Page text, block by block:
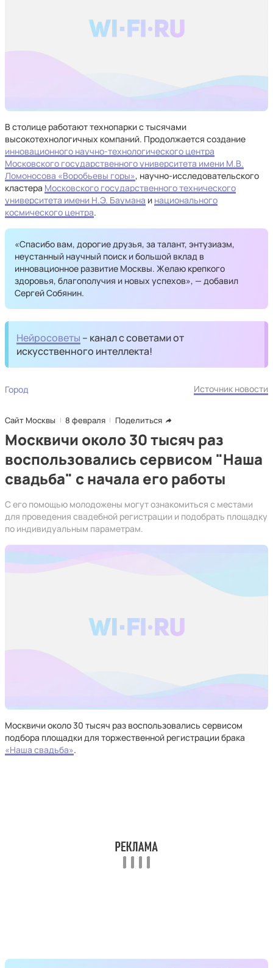
В столице работают технопарки с тысячами
высокотехнологичных компаний. Продолжается создание
инновационного научно-технологического центра
Московского государственного университета имени М.В.
Ломоносова «Воробьевы горы», научно-исследовательского
кластера Московского государственного технического
университета имени Н.Э. Баумана и национального
космического центра.
«Спасибо вам, дорогие друзья, за талант, энтузиазм,
неустанный научный поиск и большой вклад в
инновационное развитие Москвы. Желаю крепкого
здоровья, благополучия и новых успехов», — добавил
Сергей Собянин.
Нейросоветы – канал с советами от
искусственного интеллекта!
Город Источник новости
Сайт Москвы 8 февраля Поделиться
Москвичи около 30 тысяч раз
воспользовались сервисом "Наша
свадьба" с начала его работы
С его помощью молодожены могут ознакомиться с местами
для проведения свадебной регистрации и подобрать площадку
по индивидуальным параметрам.
Москвичи около 30 тысяч раз воспользовались сервисом
подбора площадки для торжественной регистрации брака
«Наша свадьба».